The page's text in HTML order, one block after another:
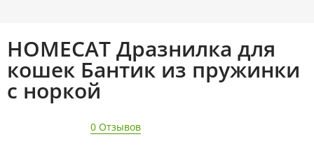
HOMECAT Дразнилка для
кошек Бантик из пружинки
с норкой
0 Отзывов